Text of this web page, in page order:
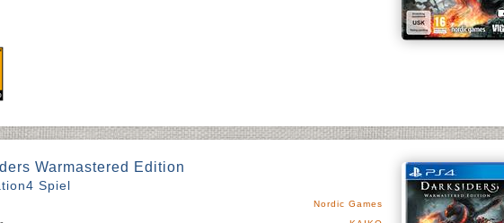
Warmastered Edition
Spiel
Nordic Games